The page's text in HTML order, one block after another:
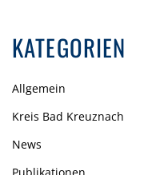
KATEGORIEN
Allgemein
Kreis Bad Kreuznach
News